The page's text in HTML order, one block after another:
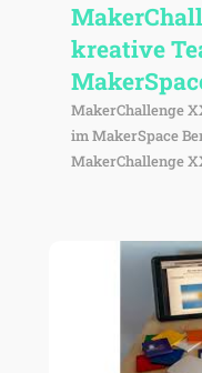
krea­tive
MakerChallenge
im MakerSpace
MakerChallenge